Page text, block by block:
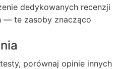
dedykowanych recenzji
— te zasoby znacząco
porównaj opinie innych